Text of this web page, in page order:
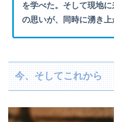
を学べた。そして現地
の思いが、同時に湧き上
今、そしてこれから